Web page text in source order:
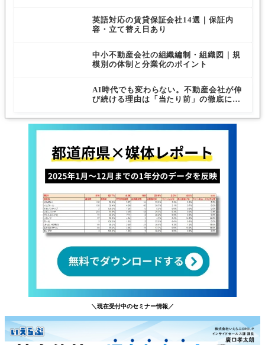
英語対応の賃貸保証会社14選｜保証内
容・立て替え日あり
中小不動産会社の組織編制・組織図｜規
模別の体制と分業化のポイント
AI時代でも変わらない。不動産会社が伸
び続ける理由は「当たり前」の徹底にあ
＼現在受付中のセミナー情報／